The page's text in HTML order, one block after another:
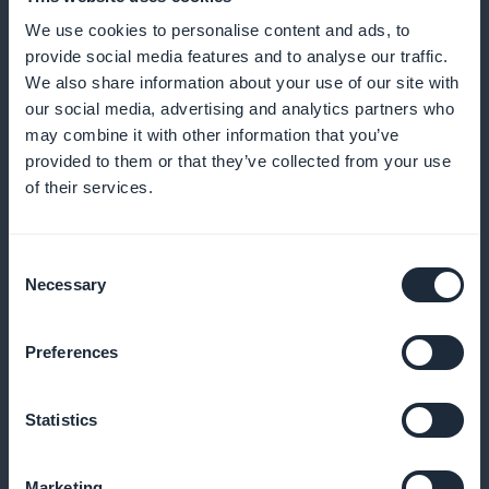
We use cookies to personalise content and ads, to
provide social media features and to analyse our traffic.
We also share information about your use of our site with
our social media, advertising and analytics partners who
may combine it with other information that you’ve
provided to them or that they’ve collected from your use
of their services.
Selection
Necessary
Preferences
Statistics
Statistik i realtid
præferencer, så du hele tiden kan forbedre dit tilbud
receptionen
Fremhæv abonnementer på din startside for at øge